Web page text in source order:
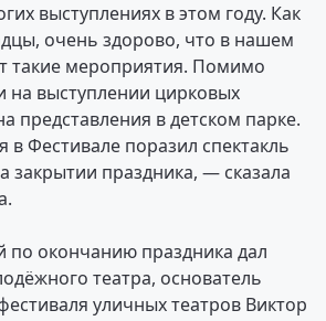
выступлениях в этом году. Как
очень здорово, что в нашем
такие мероприятия. Помимо
на выступлении цирковых
представления в детском парке.
в Фестивале поразил спектакль
закрытии праздника, — сказала
по окончанию праздника дал
театра, основатель
уличных театров Виктор